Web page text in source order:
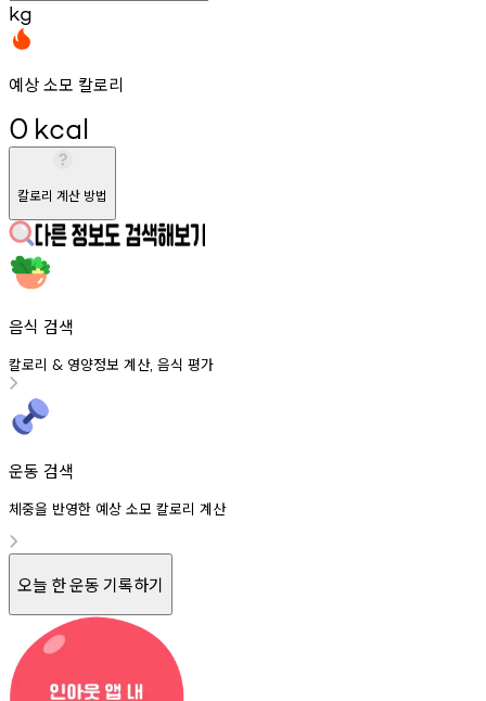
kg
예상 소모 칼로리
0 kcal
칼로리 계산 방법
음식 검색
칼로리 & 영양정보 계산, 음식 평가
운동 검색
체중을 반영한 예상 소모 칼로리 계산
오늘 한 운동 기록하기